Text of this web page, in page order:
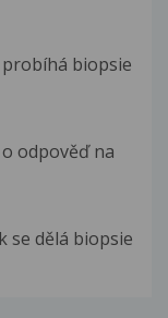
biopsie
odpověď na
se dělá biopsie